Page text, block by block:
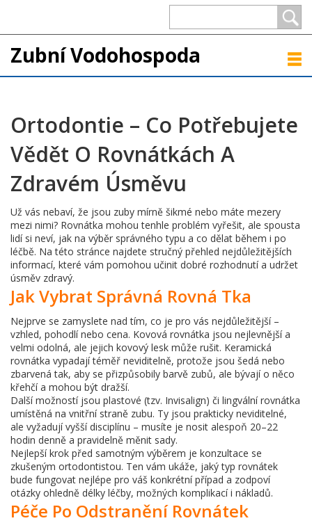
Zubní Vodohospoda
Ortodontie – Co Potřebujete
Vědět O Rovnátkách A
Zdravém Úsměvu
Už vás nebaví, že jsou zuby mírně šikmé nebo máte mezery
mezi nimi? Rovnátka mohou tenhle problém vyřešit, ale spousta
lidí si neví, jak na výběr správného typu a co dělat během i po
léčbě. Na této stránce najdete stručný přehled nejdůležitějších
informací, které vám pomohou učinit dobré rozhodnutí a udržet
úsměv zdravý.
Jak Vybrat Správná Rovná Tka
Nejprve se zamyslete nad tím, co je pro vás nejdůležitější –
vzhled, pohodlí nebo cena. Kovová rovnátka jsou nejlevnější a
velmi odolná, ale jejich kovový lesk může rušit. Keramická
rovnátka vypadají téměř neviditelně, protože jsou šedá nebo
zbarvená tak, aby se přizpůsobily barvě zubů, ale bývají o něco
křehčí a mohou být dražší.
Další možností jsou plastové (tzv. Invisalign) či lingvální rovnátka
umístěná na vnitřní straně zubu. Ty jsou prakticky neviditelné,
ale vyžadují vyšší disciplínu – musíte je nosit alespoň 20–22
hodin denně a pravidelně měnit sady.
Nejlepší krok před samotným výběrem je konzultace se
zkušeným ortodontistou. Ten vám ukáže, jaký typ rovnátek
bude fungovat nejlépe pro váš konkrétní případ a zodpoví
otázky ohledně délky léčby, možných komplikací i nákladů.
Péče Po Odstranění Rovnátek